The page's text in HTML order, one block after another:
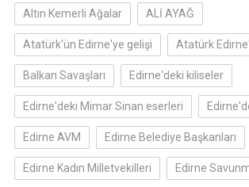
Altın Kemerli Ağalar ALİ AYAĞ
Atatürk'ün Edirne'ye gelişi Atatürk
Balkan Savaşları Edirne'deki kiliseler
Edirne'deki Mimar Sinan eserleri
Edirne AVM Edirne Belediye Başkanları
Edirne Kadın Milletvekilleri Edirne